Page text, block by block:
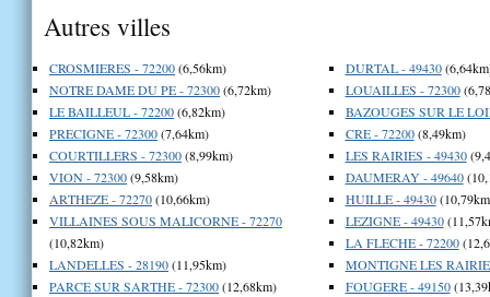
Autres villes
CROSMIERES - 72200(6,56km)
NOTRE DAME DU PE - 72300(6,72km)
LE BAILLEUL - 72200(6,82km)
PRECIGNE - 72300(7,64km)
COURTILLERS - 72300(8,99km)
VION - 72300(9,58km)
ARTHEZE - 72270(10,66km)
VILLAINES SOUS MALICORNE - 72270
(10,82km)
LANDELLES - 28190(11,95km)
PARCE SUR SARTHE - 72300(12,68km)
DURTAL - 49430
LOUAILLES - 72300
BAZOUGES SUR LE
CRE - 72200(8,49km)
LES RAIRIES - 49430
DAUMERAY - 49640
HUILLE - 49430
LEZIGNE - 49430
LA FLECHE - 72200
MONTIGNE LES
FOUGERE - 49150